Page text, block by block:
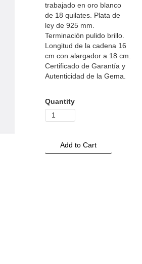
trabajado en oro blanco
de 18 quilates. Plata de
ley de 925 mm.
Terminación pulido brillo.
Longitud de la cadena 16
cm con alargador a 18 cm.
Certificado de Garantía y
Autenticidad de la Gema.
Quantity